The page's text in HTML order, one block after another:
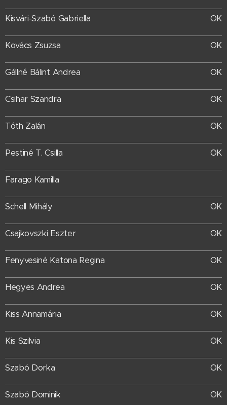
Kisvári-Szabó Gabriella OK
Kovács Zsuzsa OK
Gállné Bálint Andrea OK
Csihar Szandra OK
Tóth Zalán OK
Pestiné T. Csilla OK
Farago Kamilla
Schell Mihály OK
Csajkovszki Eszter OK
Fenyvesiné Katona Regina OK
Hegyes Andrea OK
Kiss Annamária OK
Kis Szilvia OK
Szabó Dorka OK
Szabó Dominik OK